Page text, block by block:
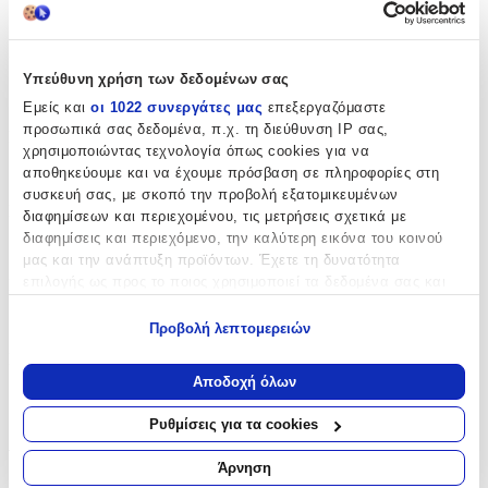
Υπεύθυνη χρήση των δεδομένων σας
Εμείς και οι 1022 συνεργάτες μας επεξεργαζόμαστε
προσωπικά σας δεδομένα, π.χ. τη διεύθυνση IP σας,
χρησιμοποιώντας τεχνολογία όπως cookies για να
αποθηκεύουμε και να έχουμε πρόσβαση σε πληροφορίες στη
συσκευή σας, με σκοπό την προβολή εξατομικευμένων
διαφημίσεων και περιεχομένου, τις μετρήσεις σχετικά με
διαφημίσεις και περιεχόμενο, την καλύτερη εικόνα του κοινού
μας και την ανάπτυξη προϊόντων. Έχετε τη δυνατότητα
Να συλλέξουμε πληροφορίες σχετικά με τη γεωγραφική
σας τοποθεσία, οι οποίες μπορεί να είναι ακριβείς σε
απόσταση μερικών μέτρων
Να αναγνωρίσουμε τη συσκευή σας σαρώνοντας ενεργά
για συγκεκριμένα χαρακτηριστικά (δακτυλικό αποτύπωμα)
Προβολή λεπτομερειών
Αποδοχή όλων
Ρυθμίσεις για τα cookies
Άρνηση
Ελατήριο:
Διπλό
Κλείστρο:
Όχι
OEM
Αξιολογήσεις